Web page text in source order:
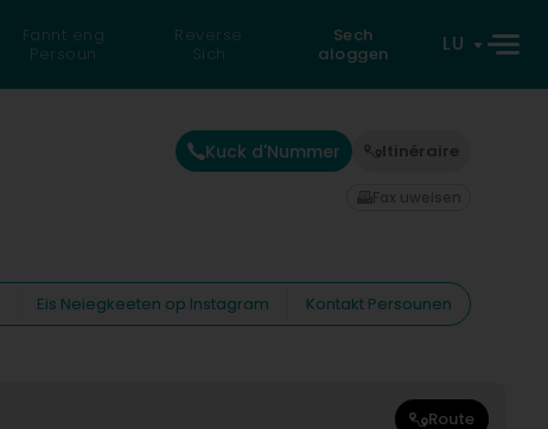
Fannt eng
Persoun
Reverse
Sich
Sech
aloggen
LU
Kuck d'Nummer Itinéraire
Fax uweisen
Eis Neiegkeeten op Instagram Kontakt Persounen
Route